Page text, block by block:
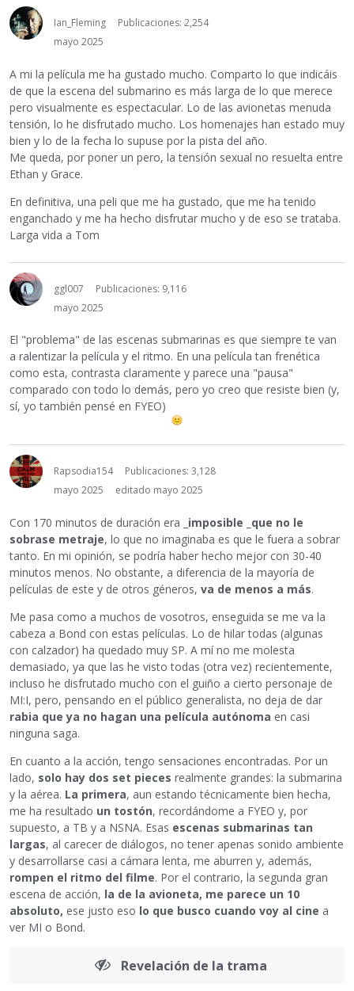
Ian_Fleming
Publicaciones: 2,254
mayo 2025
A mi la película me ha gustado mucho. Comparto lo que indicáis
de que la escena del submarino es más larga de lo que merece
pero visualmente es espectacular. Lo de las avionetas menuda
tensión, lo he disfrutado mucho. Los homenajes han estado muy
bien y lo de la fecha lo supuse por la pista del año.
Me queda, por poner un pero, la tensión sexual no resuelta entre
Ethan y Grace.
En definitiva, una peli que me ha gustado, que me ha tenido
enganchado y me ha hecho disfrutar mucho y de eso se trataba.
Larga vida a Tom
ggl007
Publicaciones: 9,116
mayo 2025
El "problema" de las escenas submarinas es que siempre te van
a ralentizar la película y el ritmo. En una película tan frenética
como esta, contrasta claramente y parece una "pausa"
comparado con todo lo demás, pero yo creo que resiste bien (y,
sí, yo también pensé en FYEO)
Rapsodia154
Publicaciones: 3,128
mayo 2025
editado mayo 2025
Con 170 minutos de duración era _ imposible _que no le
sobrase metraje, lo que no imaginaba es que le fuera a sobrar
tanto. En mi opinión, se podría haber hecho mejor con 30-40
minutos menos. No obstante, a diferencia de la mayoría de
películas de este y de otros géneros, va de menos a más.
Me pasa como a muchos de vosotros, enseguida se me va la
cabeza a Bond con estas películas. Lo de hilar todas (algunas
con calzador) ha quedado muy SP. A mí no me molesta
demasiado, ya que las he visto todas (otra vez) recientemente,
incluso he disfrutado mucho con el guiño a cierto personaje de
MI:I, pero, pensando en el público generalista, no deja de dar
rabia que ya no hagan una película autónoma en casi
ninguna saga.
En cuanto a la acción, tengo sensaciones encontradas. Por un
lado, solo hay dos set pieces realmente grandes: la submarina
y la aérea. La primera, aun estando técnicamente bien hecha,
me ha resultado un tostón, recordándome a FYEO y, por
supuesto, a TB y a NSNA. Esas escenas submarinas tan
largas, al carecer de diálogos, no tener apenas sonido ambiente
y desarrollarse casi a cámara lenta, me aburren y, además,
rompen el ritmo del filme. Por el contrario, la segunda gran
escena de acción, la de la avioneta, me parece un 10
absoluto, ese justo eso lo que busco cuando voy al cine a
ver MI o Bond.
Revelación de la trama